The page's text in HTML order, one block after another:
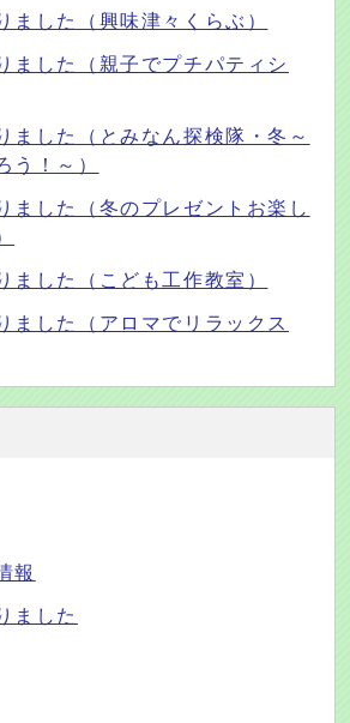
ました（興味津々くらぶ）
ました（親子でプチパティシ
ました（とみなん探検隊・冬～
う！～）
ました（冬のプレゼントお楽し
ました（こども工作教室）
ました（アロマでリラックス
報
ました